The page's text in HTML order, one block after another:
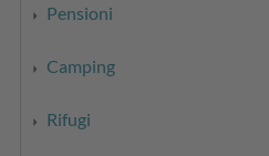
Pensioni
Camping
Rifugi